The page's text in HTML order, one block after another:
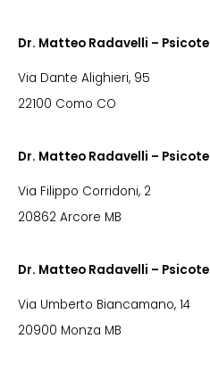
Dr. Matteo Radavelli –
Via Dante Alighieri, 95
22100 Como CO
Dr. Matteo Radavelli –
Via Filippo Corridoni, 2
20862 Arcore MB
Dr. Matteo Radavelli –
Via Umberto Biancamano, 14
20900 Monza MB